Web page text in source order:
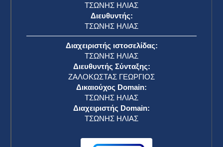
ΤΣΩΝΗΣ ΗΛΙΑΣ
Διευθυντής:
ΤΣΩΝΗΣ ΗΛΙΑΣ
Διαχειριστής ιστοσελίδας:
ΤΣΩΝΗΣ ΗΛΙΑΣ
Διευθυντής Σύνταξης:
ΖΑΛΟΚΩΣΤΑΣ ΓΕΩΡΓΙΟΣ
Δικαιούχος Domain:
ΤΣΩΝΗΣ ΗΛΙΑΣ
Διαχειριστής Domain:
ΤΣΩΝΗΣ ΗΛΙΑΣ